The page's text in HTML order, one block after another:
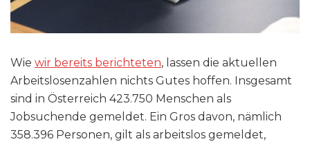
Wie wir bereits berichteten, lassen die aktuellen
Arbeitslosenzahlen nichts Gutes hoffen. Insgesamt
sind in Österreich 423.750 Menschen als
Jobsuchende gemeldet. Ein Gros davon, nämlich
358.396 Personen, gilt als arbeitslos gemeldet,